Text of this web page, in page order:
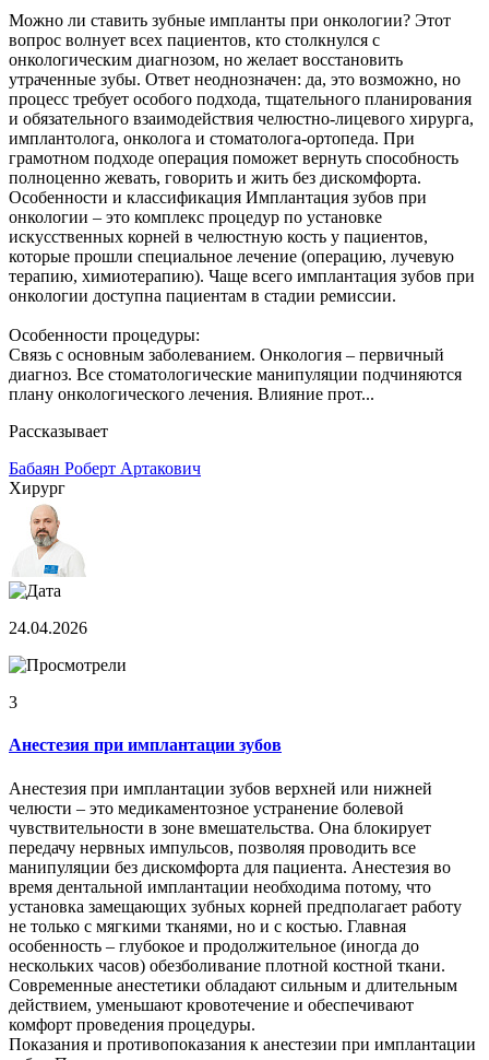
Можно ли ставить зубные импланты при онкологии? Этот
вопрос волнует всех пациентов, кто столкнулся с
онкологическим диагнозом, но желает восстановить
утраченные зубы. Ответ неоднозначен: да, это возможно, но
процесс требует особого подхода, тщательного планирования
и обязательного взаимодействия челюстно-лицевого хирурга,
имплантолога, онколога и стоматолога-ортопеда. При
грамотном подходе операция поможет вернуть способность
полноценно жевать, говорить и жить без дискомфорта.
Особенности и классификация Имплантация зубов при
онкологии – это комплекс процедур по установке
искусственных корней в челюстную кость у пациентов,
которые прошли специальное лечение (операцию, лучевую
терапию, химиотерапию). Чаще всего имплантация зубов при
онкологии доступна пациентам в стадии ремиссии.
Особенности процедуры:
Связь с основным заболеванием. Онкология – первичный
диагноз. Все стоматологические манипуляции подчиняются
плану онкологического лечения. Влияние прот...
Рассказывает
Бабаян Роберт Артакович
Хирург
24.04.2026
3
Анестезия при имплантации зубов
Анестезия при имплантации зубов верхней или нижней
челюсти – это медикаментозное устранение болевой
чувствительности в зоне вмешательства. Она блокирует
передачу нервных импульсов, позволяя проводить все
манипуляции без дискомфорта для пациента. Анестезия во
время дентальной имплантации необходима потому, что
установка замещающих зубных корней предполагает работу
не только с мягкими тканями, но и с костью. Главная
особенность – глубокое и продолжительное (иногда до
нескольких часов) обезболивание плотной костной ткани.
Современные анестетики обладают сильным и длительным
действием, уменьшают кровотечение и обеспечивают
комфорт проведения процедуры.
Показания и противопоказания к анестезии при имплантации